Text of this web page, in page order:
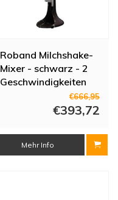
Roband Milchshake-
Mixer - schwarz - 2
Geschwindigkeiten
€666,95
€393,72
Mehr Info